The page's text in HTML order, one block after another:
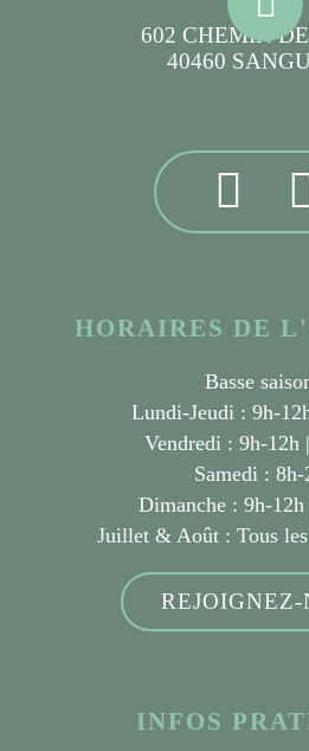
602 CHEMIN
40460
HORAIRES DE
Basse
Lundi-Jeudi : 9h-
Vendredi : 9h-12h
Samedi : 8h-
Dimanche : 9h-
Juillet & Août : Tous
REJOIGNEZ-
INFOS